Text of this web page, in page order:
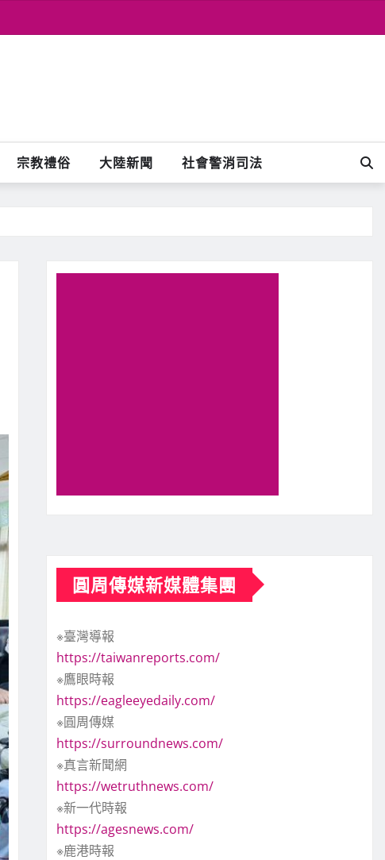
宗教禮俗 大陸新聞 社會警消司法
圓周傳媒新媒體集團
※臺灣導報
https://taiwanreports.com/
※鷹眼時報
https://eagleeyedaily.com/
※圓周傳媒
https://surroundnews.com/
※真言新聞網
https://wetruthnews.com/
※新一代時報
https://agesnews.com/
※鹿港時報